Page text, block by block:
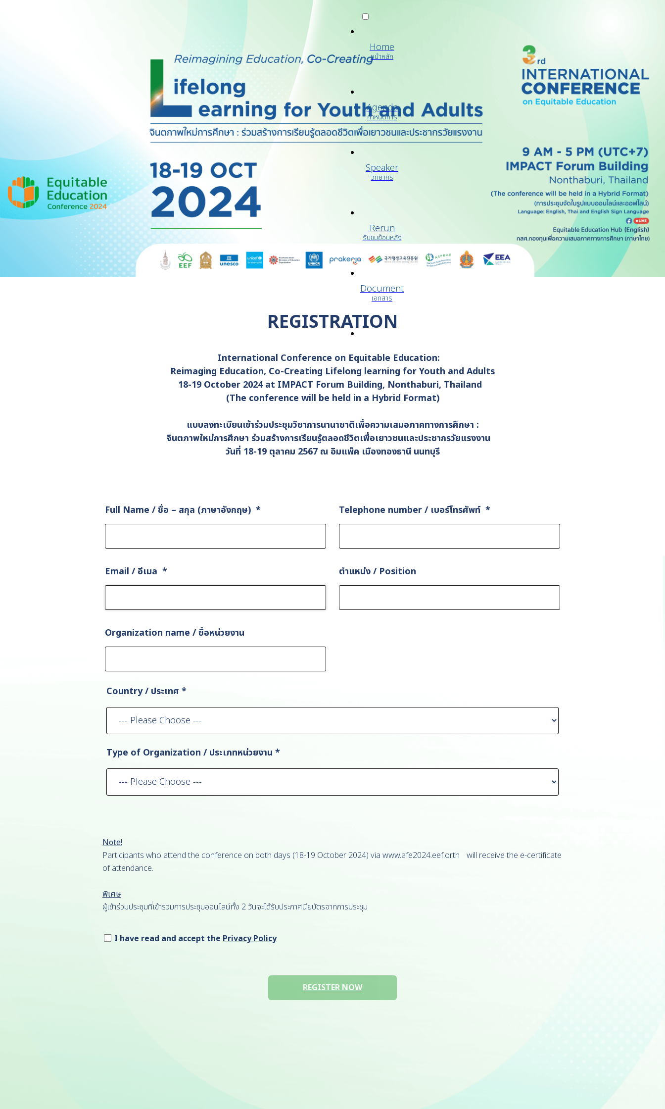
Home
หน้าหลัก
Agenda
กำหนดการ
Speaker
วิทยากร
Rerun
รับชมย้อนหลัง
Document
เอกสาร
REGISTRATION
International Conference on Equitable Education:
Reimaging Education, Co-Creating Lifelong learning for Youth and Adults
18-19 October 2024 at IMPACT Forum Building, Nonthaburi, Thailand
(The conference will be held in a Hybrid Format)
แบบลงทะเบียนเข้าร่วมประชุมวิชาการนานาชาติเพื่อความเสมอภาคทางการศึกษา :
จินตภาพใหม่การศึกษา ร่วมสร้างการเรียนรู้ตลอดชีวิตเพื่อเยาวชนและประชากรวัยแรงงาน
วันที่ 18-19 ตุลาคม 2567 ณ อิมแพ็ค เมืองทองธานี นนทบุรี
Full Name / ชื่อ – สกุล (ภาษาอังกฤษ) * Telephone number / เบอร์โทรศัพท์ *
Email / อีเมล * ตำแหน่ง / Position
Organization name / ชื่อหน่วยงาน
Country / ประเทศ *
Type of Organization / ประเภทหน่วยงาน *
Note!
Participants who attend the conference on both days (18-19 October 2024) via www.afe2024.eef.or.th will receive the e-certificate
of attendance.
พิเศษ
ผู้เข้าร่วมประชุมที่เข้าร่วมการประชุมออนไลน์ทั้ง 2 วันจะได้รับประกาศนียบัตรจากการประชุม
I have read and accept the Privacy Policy
REGISTER NOW